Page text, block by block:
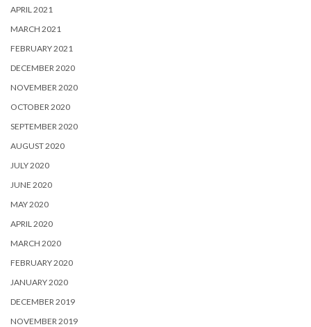
APRIL 2021
MARCH 2021
FEBRUARY 2021
DECEMBER 2020
NOVEMBER 2020
OCTOBER 2020
SEPTEMBER 2020
AUGUST 2020
JULY 2020
JUNE 2020
MAY 2020
APRIL 2020
MARCH 2020
FEBRUARY 2020
JANUARY 2020
DECEMBER 2019
NOVEMBER 2019